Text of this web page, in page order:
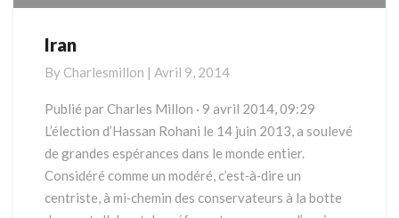
Iran
Iran
By Charlesmillon | Avril 9, 2014
Publié par Charles Millon · 9 avril 2014, 09:29
L’élection d’Hassan Rohani le 14 juin 2013, a soulevé
de grandes espérances dans le monde entier.
Considéré comme un modéré, c’est‐à‐dire un
centriste, à mi‐chemin des conservateurs à la botte